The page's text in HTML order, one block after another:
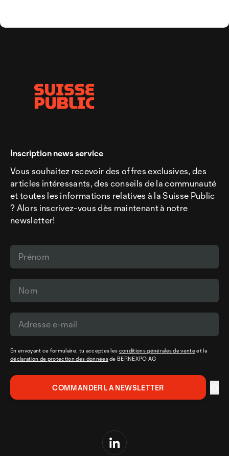
Inscription news service
Vous souhaitez recevoir des offres exclusives, des
articles intéressants, des conseils de la communauté
et toutes les informations relatives à la Suisse Public
? Alors inscrivez-vous dès maintenant à notre
newsletter!
En envoyant ce formulaire, tu acceptes les conditions générales de venteet la
déclaration de protection des donnéesde BERNEXPO AG